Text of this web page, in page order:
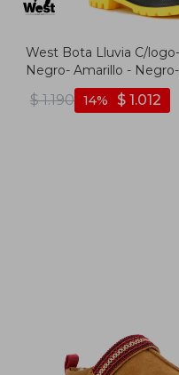
West Bota Lluvia C/
Negro- Amarillo -
$ 1.190 $ 1.012
14